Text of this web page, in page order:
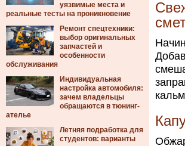
уязвимые места и
реальные тесты на проникновение
Ремонт спецтехники:
выбор оригинальных
запчастей и
особенности
обслуживания
Индивидуальная
настройка автомобиля:
зачем владельцы
обращаются в тюнинг-
ателье
Летняя подработка для
студентов: варианты